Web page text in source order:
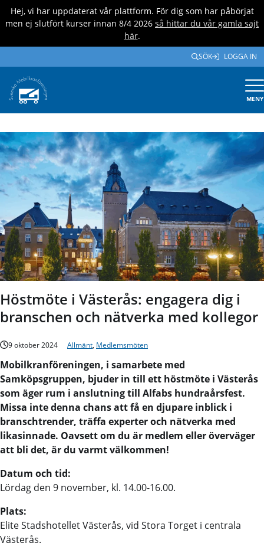
Hej, vi har uppdaterat vår plattform. För dig som har påbörjat
men ej slutfört kurser innan 8/4 2026 så hittar du vår gamla sajt
här.
SÖK LOGGA IN
MENY
Höstmöte i Västerås: engagera dig i
branschen och nätverka med kollegor
9 oktober 2024 Allmänt, Medlemsmöten
Mobilkranföreningen, i samarbete med
Samköpsgruppen, bjuder in till ett höstmöte i Västerås
som äger rum i anslutning till Alfabs hundraårsfest.
Missa inte denna chans att få en djupare inblick i
branschtrender, träffa experter och nätverka med
likasinnade. Oavsett om du är medlem eller överväger
att bli det, är du varmt välkommen!
Datum och tid:
Lördag den 9 november, kl. 14.00-16.00.
Plats:
Elite Stadshotellet Västerås, vid Stora Torget i centrala
Västerås.